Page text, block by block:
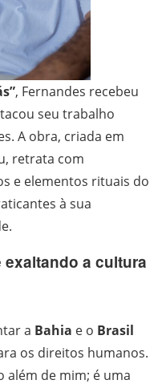
, Fernandes recebeu
seu trabalho
A obra, criada em
retrata com
e elementos rituais do
à sua
a cultura
a Bahia e o Brasil
os direitos humanos.
além de mim; é uma